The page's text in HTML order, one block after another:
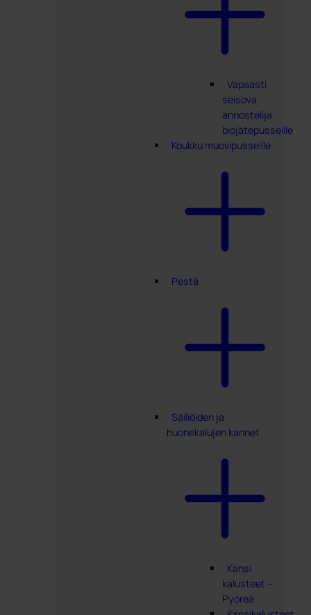
Vapaasti
seisova
annostelija
biojätepusseille
Koukku muovipusseille
Pestä
Säiliöiden ja
huonekalujen kannet
Kansi
kalusteet –
Pyöreä